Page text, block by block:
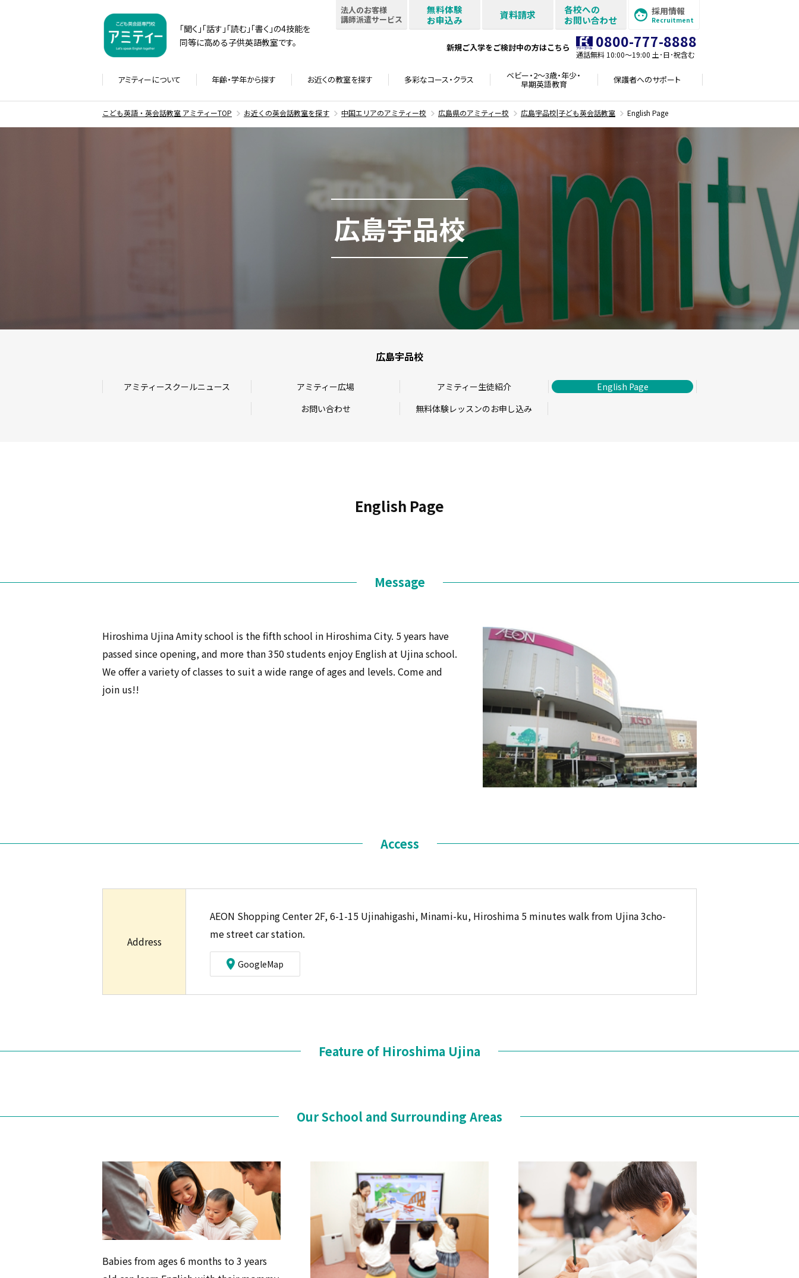
「聞く」「話す」「読む」「書く」の4技能を
同等に高める子供英語教室です。
法人のお客様
講師派遣サービス
無料体験
お申込み
資料請求
各校への
お問い合わせ
採用情報
Recruitment
新規ご入学をご検討中の方はこちら 0800-777-8888
通話無料 10:00〜19:00 土･日･祝含む
アミティーについて 年齢・学年から探す お近くの教室を探す 多彩なコース・クラス ベビー・2～3歳・年少・
早期英語教育 保護者へのサポート
こども英語・英会話教室 アミティーTOP お近くの英会話教室を探す 中国エリアのアミティー校 広島県のアミティー校 広島宇品校|子ども英会話教室 English Page
広島宇品校
広島宇品校
アミティースクールニュース アミティー広場 アミティー生徒紹介
English Page
お問い合わせ
無料体験レッスンのお申し込み
English Page
Message
Hiroshima Ujina Amity school is the fifth school in Hiroshima City. 5 years have
passed since opening, and more than 350 students enjoy English at Ujina school.
We offer a variety of classes to suit a wide range of ages and levels. Come and
join us!!
Access
Address
AEON Shopping Center 2F, 6-1-15 Ujinahigashi, Minami-ku, Hiroshima 5 minutes walk from Ujina 3cho-
me street car station.
GoogleMap
Feature of Hiroshima Ujina
Our School and Surrounding Areas
Babies from ages 6 months to 3 years